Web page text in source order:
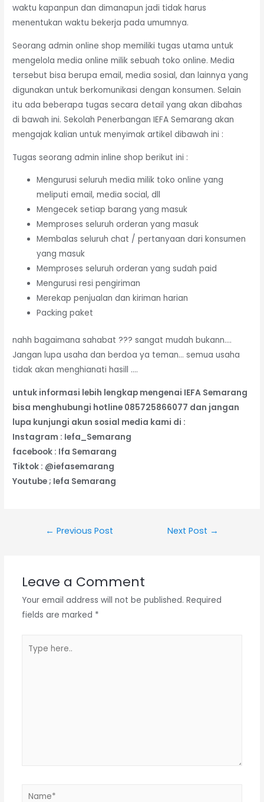
waktu kapanpun dan dimanapun jadi tidak harus
menentukan waktu bekerja pada umumnya.
Seorang admin online shop memiliki tugas utama untuk
mengelola media online milik sebuah toko online. Media
tersebut bisa berupa email, media sosial, dan lainnya yang
digunakan untuk berkomunikasi dengan konsumen. Selain
itu ada beberapa tugas secara detail yang akan dibahas
di bawah ini. Sekolah Penerbangan IEFA Semarang akan
mengajak kalian untuk menyimak artikel dibawah ini :
Tugas seorang admin inline shop berikut ini :
Mengurusi seluruh media milik toko online yang
meliputi email, media social, dll
Mengecek setiap barang yang masuk
Memproses seluruh orderan yang masuk
Membalas seluruh chat / pertanyaan dari konsumen
yang masuk
Memproses seluruh orderan yang sudah paid
Mengurusi resi pengiriman
Merekap penjualan dan kiriman harian
Packing paket
nahh bagaimana sahabat ??? sangat mudah bukann….
Jangan lupa usaha dan berdoa ya teman… semua usaha
tidak akan menghianati hasill ….
untuk informasi lebih lengkap mengenai IEFA Semarang
bisa menghubungi hotline 085725866077 dan jangan
lupa kunjungi akun sosial media kami di :
Instagram : Iefa_Semarang
facebook : Ifa Semarang
Tiktok : @iefasemarang
Youtube ; Iefa Semarang
← Previous Post Next Post →
Leave a Comment
Your email address will not be published. Required
fields are marked *